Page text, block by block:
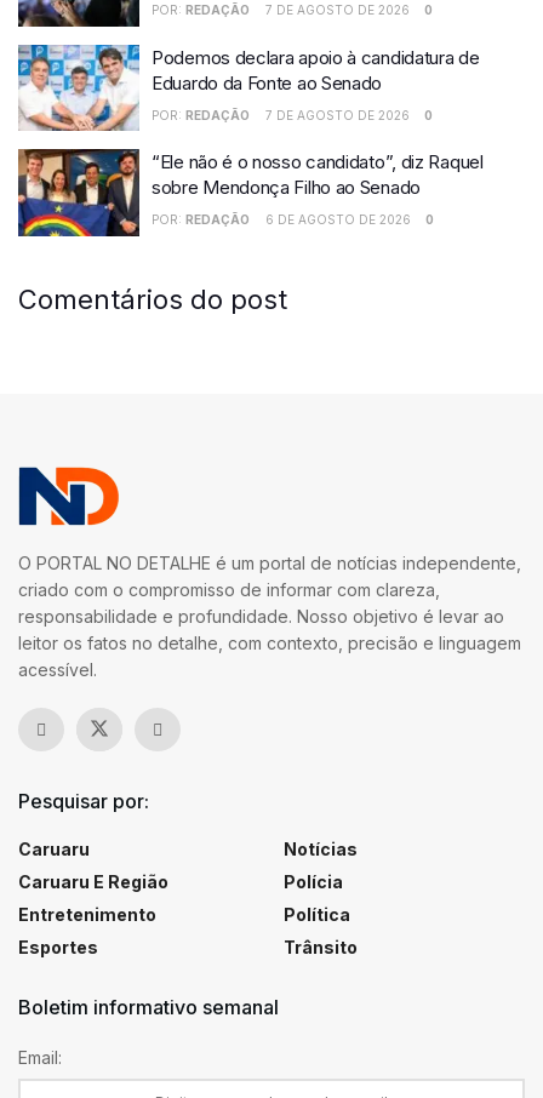
POR: REDAÇÃO 7 DE AGOSTO DE 2026 0
Podemos declara apoio à candidatura de
Eduardo da Fonte ao Senado
POR: REDAÇÃO 7 DE AGOSTO DE 2026 0
“Ele não é o nosso candidato”, diz Raquel
sobre Mendonça Filho ao Senado
POR: REDAÇÃO 6 DE AGOSTO DE 2026 0
Comentários do post
O PORTAL NO DETALHE é um portal de notícias independente,
criado com o compromisso de informar com clareza,
responsabilidade e profundidade. Nosso objetivo é levar ao
leitor os fatos no detalhe, com contexto, precisão e linguagem
acessível.
Pesquisar por:
Caruaru
Caruaru E Região
Entretenimento
Esportes
Notícias
Polícia
Política
Trânsito
Boletim informativo semanal
Email: